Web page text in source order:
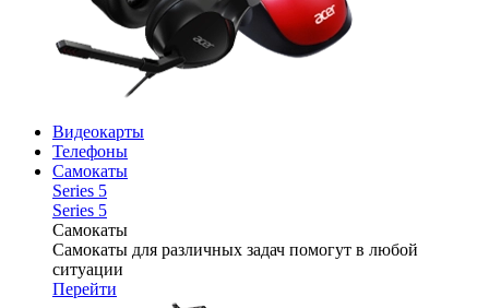
Видеокарты
Телефоны
Самокаты
Series 5
Series 5
Самокаты
Самокаты для различных задач помогут в любой
ситуации
Перейти